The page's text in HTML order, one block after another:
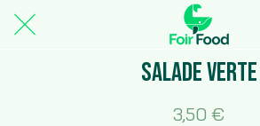
Salade verte
3,50 €